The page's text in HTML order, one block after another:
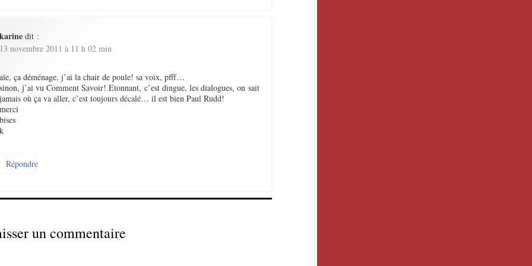
dit :
novembre 2011 à 11 h 02 min
ça déménage, j’ai la chair de poule! sa voix, pfff…
j’ai vu Comment Savoir! Etonnant, c’est dingue, les dialogues, on sait
où ça va aller, c’est toujours décalé… il est bien Paul Rudd!
Répondre
un commentaire